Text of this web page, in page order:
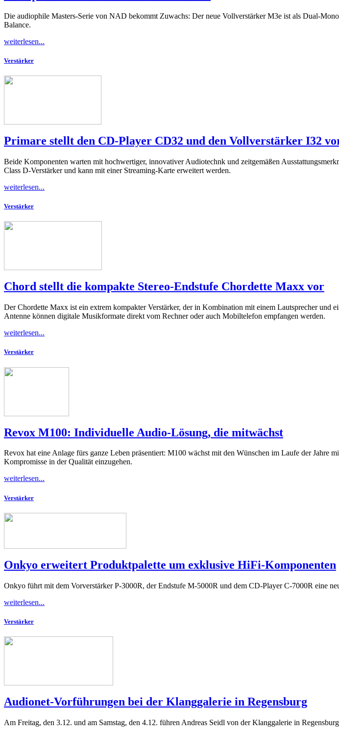
Die audiophile Masters-Serie von NAD bekommt Zuwachs: Der neue Vollverstärker M3e ist als Dual-
Balance.
weiterlesen...
Verstärker
Primare stellt den CD-Player CD32 und den Vollverstärker I32
Beide Komponenten warten mit hochwertiger, innovativer Audiotechnk und zeitgemäßen
Class D-Verstärker und kann mit einer Streaming-Karte erweitert werden.
weiterlesen...
Verstärker
Chord stellt die kompakte Stereo-Endstufe Chordette Maxx vor
Der Chordette Maxx ist ein extrem kompakter Verstärker, der in Kombination mit einem Lautsprecher
Antenne können digitale Musikformate direkt vom Rechner oder auch Mobiltelefon empfangen werden.
weiterlesen...
Verstärker
Revox M100: Individuelle Audio-Lösung, die mitwächst
Revox hat eine Anlage fürs ganze Leben präsentiert: M100 wächst mit den Wünschen im Laufe der Jahre
Kompromisse in der Qualität einzugehen.
weiterlesen...
Verstärker
Onkyo erweitert Produktpalette um exklusive HiFi-Komponenten
Onkyo führt mit dem Vorverstärker P-3000R, der Endstufe M-5000R und dem CD-Player C-7000R eine
weiterlesen...
Verstärker
Audionet-Vorführungen bei der Klanggalerie in Regensburg
Am Freitag, den 3.12. und am Samstag, den 4.12. führen Andreas Seidl von der Klanggalerie in